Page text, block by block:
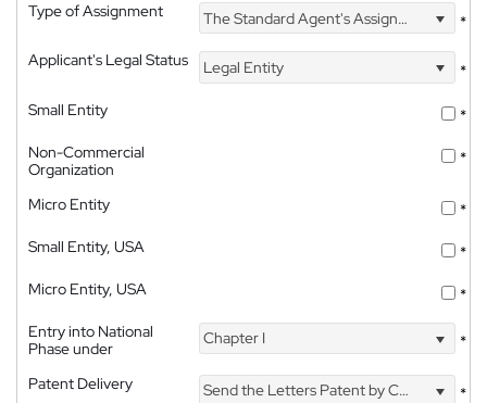
Type of Assignment The Standard Agent's Assignment
*
Applicant's Legal Status
Legal Entity
*
Small Entity
*
Non-Commercial
Organization
*
Micro Entity
*
Small Entity, USA
*
Micro Entity, USA
*
Entry into National
Phase under
Chapter I *
Patent Delivery Send the Letters Patent by Courier *